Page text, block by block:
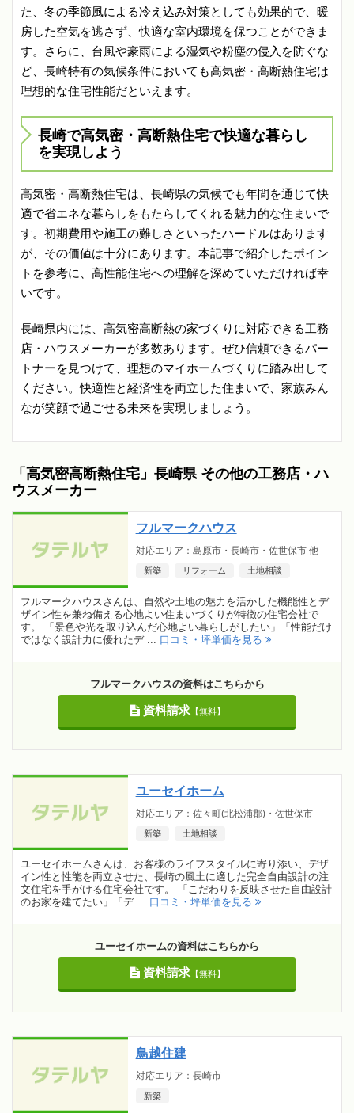
た、冬の季節風による冷え込み対策としても効果的で、暖
房した空気を逃さず、快適な室内環境を保つことができま
す。さらに、台風や豪雨による湿気や粉塵の侵入を防ぐな
ど、長崎特有の気候条件においても高気密・高断熱住宅は
理想的な住宅性能だといえます。
長崎で高気密・高断熱住宅で快適な暮らし
を実現しよう
高気密・高断熱住宅は、長崎県の気候でも年間を通じて快
適で省エネな暮らしをもたらしてくれる魅力的な住まいで
す。初期費用や施工の難しさといったハードルはあります
が、その価値は十分にあります。本記事で紹介したポイン
トを参考に、高性能住宅への理解を深めていただければ幸
いです。
長崎県内には、高気密高断熱の家づくりに対応できる工務
店・ハウスメーカーが多数あります。ぜひ信頼できるパー
トナーを見つけて、理想のマイホームづくりに踏み出して
ください。快適性と経済性を両立した住まいで、家族みん
なが笑顔で過ごせる未来を実現しましょう。
「高気密高断熱住宅」長崎県 その他の工務店・ハ
ウスメーカー
フルマークハウス
対応エリア：島原市・長崎市・佐世保市 他
新築 リフォーム 土地相談
フルマークハウスさんは、自然や土地の魅力を活かした機能性とデ
ザイン性を兼ね備える心地よい住まいづくりが特徴の住宅会社で
す。 「景色や光を取り込んだ心地よい暮らしがしたい」「性能だけ
ではなく設計力に優れたデ ... 口コミ・坪単価を見る
フルマークハウスの資料はこちらから
資料請求【無料】
ユーセイホーム
対応エリア：佐々町(北松浦郡)・佐世保市
新築 土地相談
ユーセイホームさんは、お客様のライフスタイルに寄り添い、デザ
イン性と性能を両立させた、長崎の風土に適した完全自由設計の注
文住宅を手がける住宅会社です。 「こだわりを反映させた自由設計
のお家を建てたい」「デ ... 口コミ・坪単価を見る
ユーセイホームの資料はこちらから
資料請求【無料】
鳥越住建
対応エリア：長崎市
新築